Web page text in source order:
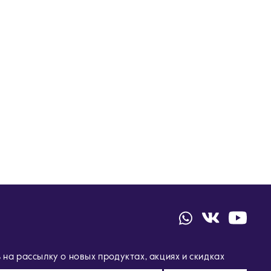
на рассылку о новых продуктах, акциях и скидках